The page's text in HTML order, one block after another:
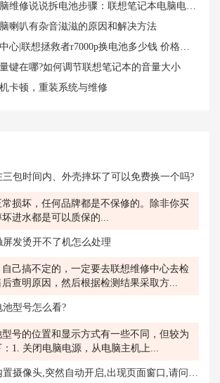
修说说拆电池步骤：联想笔记本电脑电池怎么拆
喇叭有杂音滋滋的原因和解决方法
想拯救者r7000p换电池多少钱 价格范围大概在多少
键在哪?如何调节联想笔记本的音量大小
卡顿，重装系统与维修
包时间内、外壳摔坏了可以免费换一个吗?
损坏，任何品牌都是不保修的。除非你买
进水都是可以质保的...
发烫开不了机怎么处理
己搞不定的，一定要去联想维修中心去检
查明原因，然后根据检测结果采取方...
型号怎么看?
号的位置和显示方式有一些不同，但较为
1. 关闭电脑电源，从电脑主机上...
像头,突然自动开启,出现页面窗口,请问是为什么?